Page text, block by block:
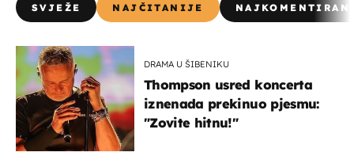
SVJEŽE NAJČITANIJE
DRAMA U ŠIBENIKU
Thompson usred koncerta
iznenada prekinuo pjesmu:
"Zovite hitnu!"